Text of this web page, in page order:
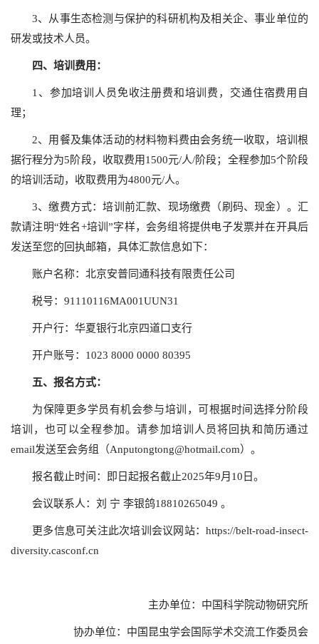
3、从事生态检测与保护的科研机构及相关企、事业单位的
研发或技术人员。
四、 培训费用：
1、参加培训人员免收注册费和培训费，交通住宿费用自
理；
2、用餐及集体活动的材料物料费由会务统一收取，培训根
据行程分为5阶段，收取费用1500元/人/阶段；全程参加5个阶段
的培训活动，收取费用为4800元/人。
3、缴费方式：培训前汇款、现场缴费（刷码、现金）。汇
款请注明“姓名+培训”字样，会务组将提供电子发票并在开具后
发送至您的回执邮箱，具体汇款信息如下：
账户名称：北京安普同通科技有限责任公司
税号：91110116MA001UUN31
开户行：华夏银行北京四道口支行
开户账号：1023 8000 0000 80395
五、 报名方式：
为保障更多学员有机会参与培训，可根据时间选择分阶段
培训，也可以全程参加。请参加培训人员将回执和简历通过
email发送至会务组（Anputongtong@hotmail.com）。
报名截止时间：即日起报名截止2025年9月10日。
会议联系人：刘 宁 李银鸽18810265049 。
更多信息可关注此次培训会议网站： https://belt-road-insect-
diversity.casconf.cn
主办单位：中国科学院动物研究所
协办单位：中国昆虫学会国际学术交流工作委员会